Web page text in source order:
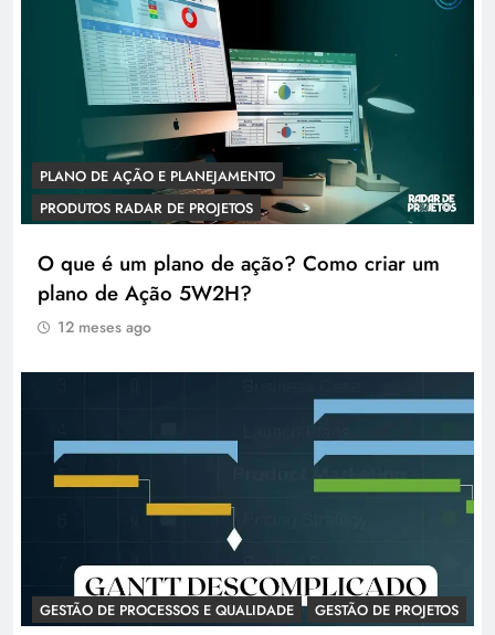
PLANO DE AÇÃO E PLANEJAMENTO
PRODUTOS RADAR DE PROJETOS
O que é um plano de ação? Como criar um
plano de Ação 5W2H?
12 meses ago
GESTÃO DE PROCESSOS E QUALIDADE GESTÃO DE PROJETOS